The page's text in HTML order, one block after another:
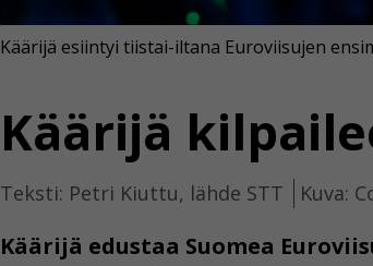
Käärijä
Teksti: Petri Kiuttu, lähde STT Kuva:
Käärijä edustaa Suomea
Käärijä esiintyi tiistai-iltana Euroviisujen